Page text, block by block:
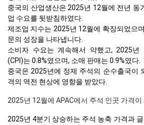
중국의 산업생산은 2025년 12월에 전년 동
업 수요를 뒷받침하였다.
제조업 지수는 2025년 12월에 확장되었으
문의 성장을 나타냅니다.
소비자 수요는 계속해서 약했고, 2025년
(CPI)는 0.8%였으며, 소매 판매는 0.9%였다.
중국은 2025년에 정제 주석의 순수출국이
격의 역전 현상에 영향을 받았다.
2025년 12월에 APAC에서 주석 인곳 가격이
2025년 4분기 상승하는 주석 농축 가격과